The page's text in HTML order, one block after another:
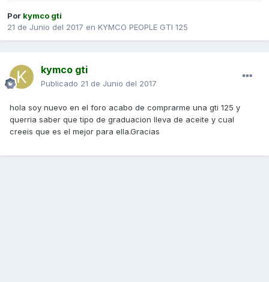
Por kymco gti
21 de Junio del 2017 en KYMCO PEOPLE GTI 125
kymco gti
Publicado 21 de Junio del 2017
hola soy nuevo en el foro acabo de comprarme una gti 125 y
querria saber que tipo de graduacion lleva de aceite y cual
creeis que es el mejor para ella.Gracias